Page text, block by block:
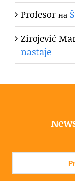
Profesorна
Zirojević
nastaje